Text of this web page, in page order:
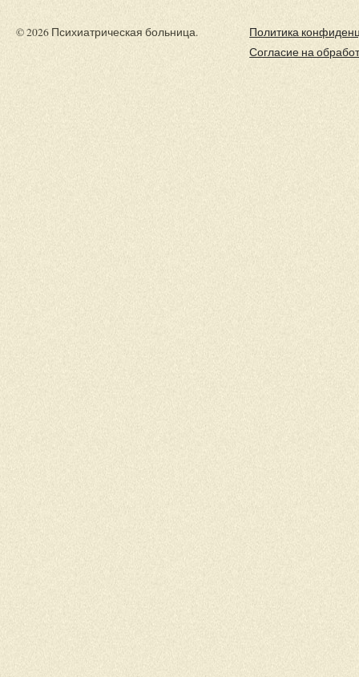
© 2026 Психиатрическая больница.
Политика
Согласие на